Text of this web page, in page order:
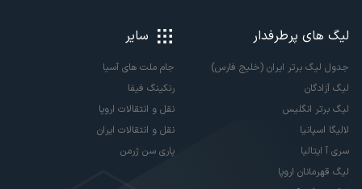
لیگ های پرطرفدار
جدول لیگ برتر ایران (خلیج فارس)
لیگ آزادگان
لیگ برتر انگلیس
لالیگا اسپانیا
سری آ ایتالیا
لیگ قهرمانان اروپا
سایر
جام ملت های آسیا
رنکینگ فیفا
نقل و انتقالات اروپا
نقل و انتقالات ایران
پاری سن ژرمن